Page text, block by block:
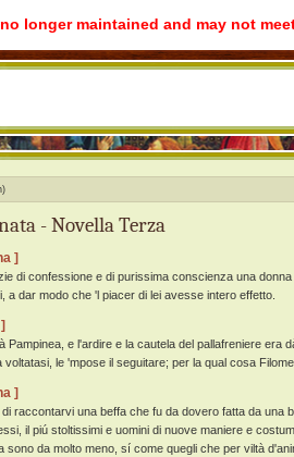
longer maintained and may not
- Novella Terza
]
di confessione e di purissima conscienza una
a dar modo che 'l piacer di lei avesse intero effetto.
Pampinea, e l'ardire e la cautela del pallafreniere era
voltatasi, le 'mpose il seguitare; per la qual cosa
]
di raccontarvi una beffa che fu da dovero fatta da una
il piú stoltissimi e uomini di nuove maniere e
sono da molto meno, sí come quegli che per viltà